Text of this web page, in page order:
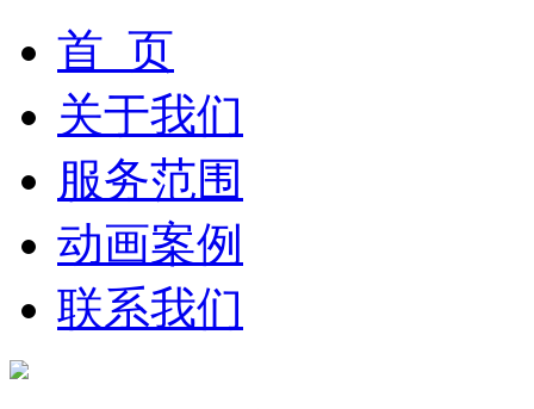
首 页
关于我们
服务范围
动画案例
联系我们